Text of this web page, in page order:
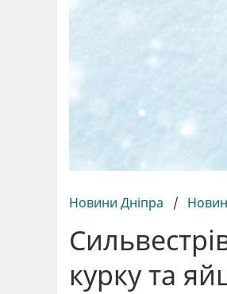
Новини Дніпра /
курку та